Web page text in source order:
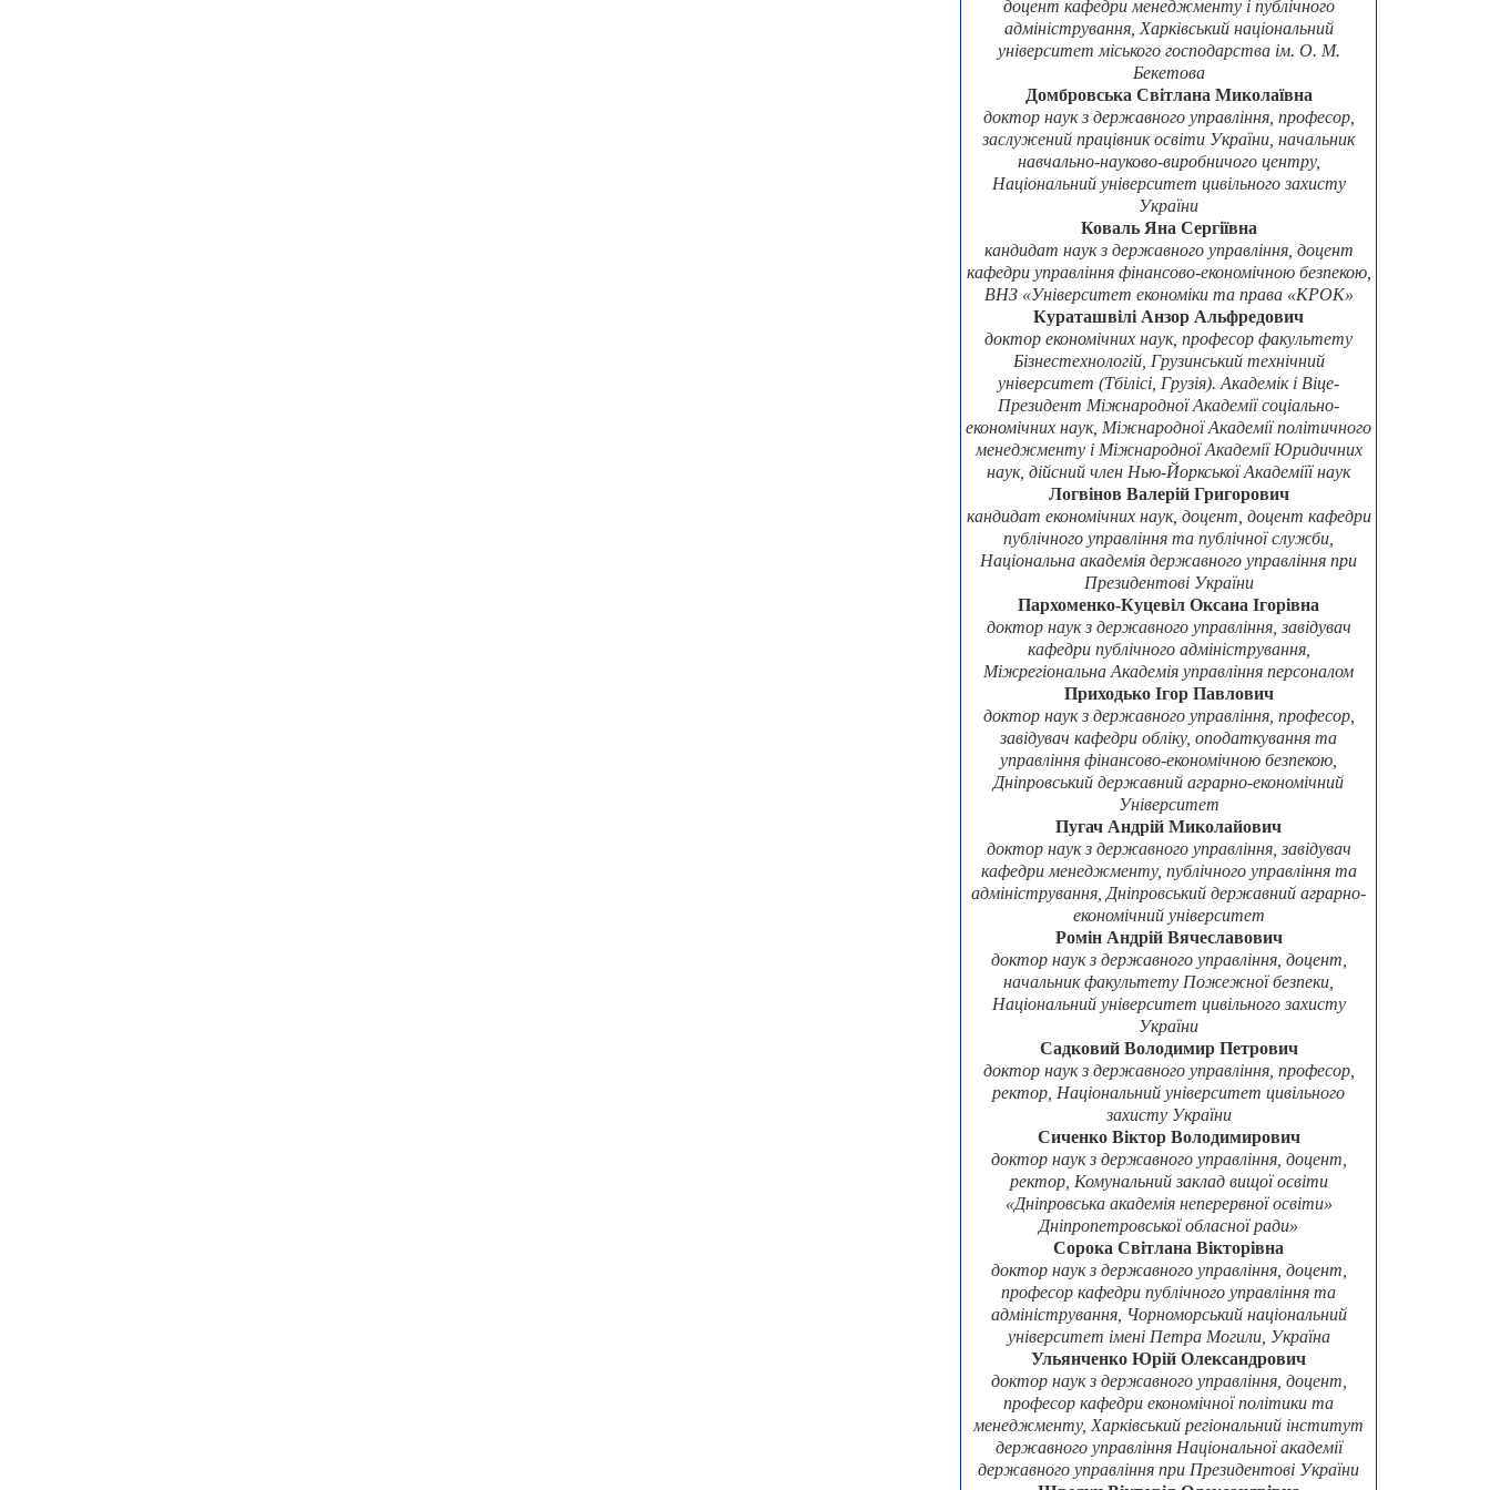
доцент кафедри менеджменту і публічного
адміністрування, Харківський національний
університет міського господарства ім. О. М.
Бекетова
Домбровська Світлана Миколаївна
доктор наук з державного управління, професор,
заслужений працівник освіти України, начальник
навчально-науково-виробничого центру,
Національний університет цивільного захисту
України
Коваль Яна Сергіївна
кандидат наук з державного управління, доцент
кафедри управління фінансово-економічною безпекою,
ВНЗ «Університет економіки та права «КРОК»
Кураташвілі Анзор Альфредович
доктор економічних наук, професор факультету
Бізнестехнологій, Грузинський технічний
університет (Тбілісі, Грузія). Академік і Віце-
Президент Міжнародної Академії соціально-
економічних наук, Міжнародної Академії політичного
менеджменту і Міжнародної Академії Юридичних
наук, дійсний член Нью-Йоркської Академіїї наук
Логвінов Валерій Григорович
кандидат економічних наук, доцент, доцент кафедри
публічного управління та публічної служби,
Національна академія державного управління при
Президентові України
Пархоменко-Куцевіл Оксана Ігорівна
доктор наук з державного управління, завідувач
кафедри публічного адміністрування,
Міжрегіональна Академія управління персоналом
Приходько Ігор Павлович
доктор наук з державного управління, професор,
завідувач кафедри обліку, оподаткування та
управління фінансово-економічною безпекою,
Дніпровський державний аграрно-економічний
Університет
Пугач Андрій Миколайович
доктор наук з державного управління, завідувач
кафедри менеджменту, публічного управління та
адміністрування, Дніпровський державний аграрно-
економічний університет
Ромін Андрій Вячеславович
доктор наук з державного управління, доцент,
начальник факультету Пожежної безпеки,
Національний університет цивільного захисту
України
Садковий Володимир Петрович
доктор наук з державного управління, професор,
ректор, Національний університет цивільного
захисту України
Сиченко Віктор Володимирович
доктор наук з державного управління, доцент,
ректор, Комунальний заклад вищої освіти
«Дніпровська академія неперервної освіти»
Дніпропетровської обласної ради»
Сорока Світлана Вікторівна
доктор наук з державного управління, доцент,
професор кафедри публічного управління та
адміністрування, Чорноморський національний
університет імені Петра Могили, Україна
Ульянченко Юрій Олександрович
доктор наук з державного управління, доцент,
професор кафедри економічної політики та
менеджменту, Харківський регіональний інститут
державного управління Національної академії
державного управління при Президентові України